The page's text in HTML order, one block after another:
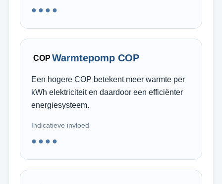
●●●●
COP Warmtepomp COP
Een hogere COP betekent meer warmte per
kWh elektriciteit en daardoor een efficiënter
energiesysteem.
Indicatieve invloed
●●●●